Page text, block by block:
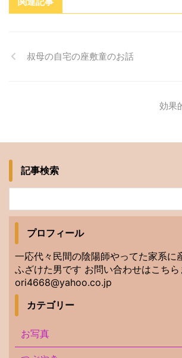
叔母の自宅の座敷童のお話
効果
記事検索
プロフィール
一応代々民間の陰陽師やってた家系に
ふざけた男です お問い合わせはこちら
ori4668@yahoo.co.jp
カテゴリー
お写真